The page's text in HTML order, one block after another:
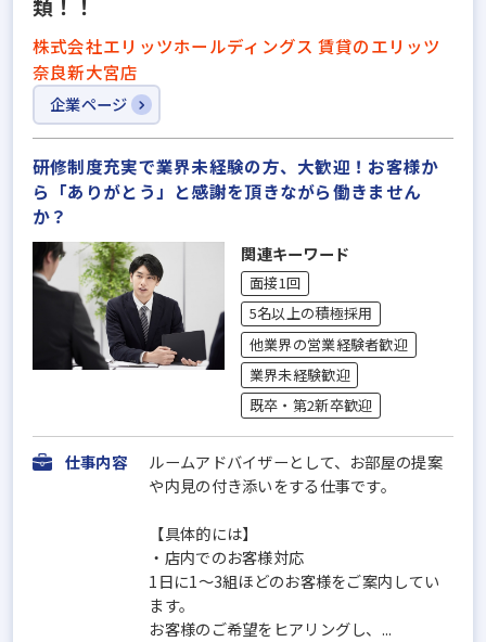
類！！
株式会社エリッツホールディングス 賃貸のエリッツ
奈良新大宮店
企業ページ
研修制度充実で業界未経験の方、大歓迎！お客様か
ら「ありがとう」と感謝を頂きながら働きません
か？
関連キーワード
面接1回
5名以上の積極採用
他業界の営業経験者歓迎
業界未経験歓迎
既卒・第2新卒歓迎
仕事内容
ルームアドバイザーとして、お部屋の提案
や内見の付き添いをする仕事です。
【具体的には】
・店内でのお客様対応
1日に1～3組ほどのお客様をご案内してい
ます。
お客様のご希望をヒアリングし、...